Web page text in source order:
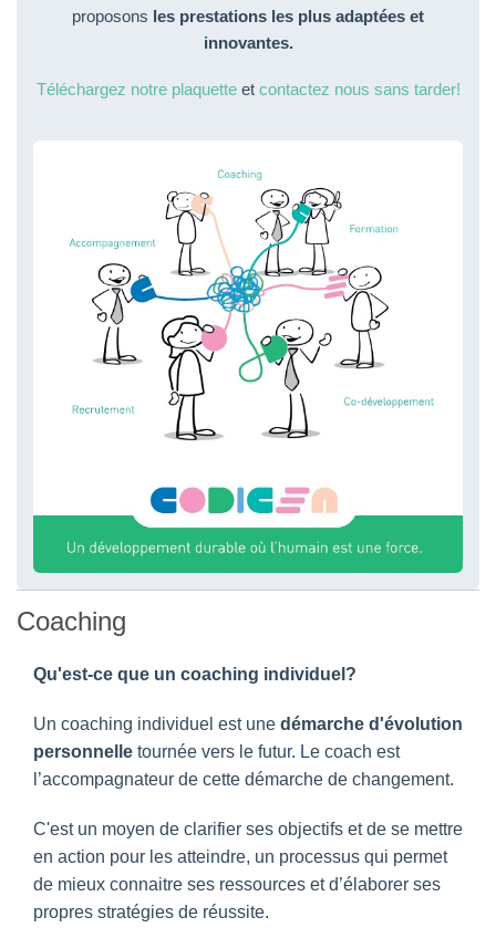
proposons les prestations les plus adaptées et
innovantes.
Téléchargez notre plaquetteet contactez nous sans tarder!
Coaching
Qu'est-ce que un coaching individuel?
Un coaching individuel est une démarche d'évolution
personnelle tournée vers le futur. Le coach est
l’accompagnateur de cette démarche de changement.
C'est un moyen de clarifier ses objectifs et de se mettre
en action pour les atteindre, un processus qui permet
de mieux connaitre ses ressources et d’élaborer ses
propres stratégies de réussite.